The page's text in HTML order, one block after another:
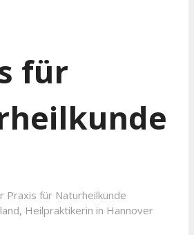
für
Praxis für Naturheilkunde
Heilpraktikerin in Hannover